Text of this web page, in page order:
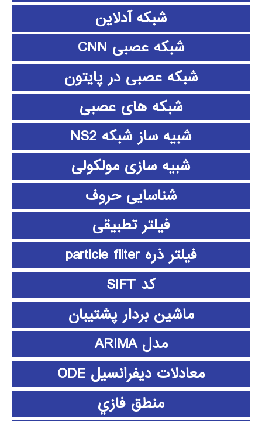
شبکه آدلاین
شبکه عصبی CNN
شبکه عصبی در پایتون
شبکه های عصبی
شبیه ساز شبکه NS2
شبیه سازی مولکولی
شناسایی حروف
فیلتر تطبیقی
فیلتر ذره particle filter
کد SIFT
ماشین بردار پشتیبان
مدل ARIMA
معادلات دیفرانسیل ODE
منطق فازي